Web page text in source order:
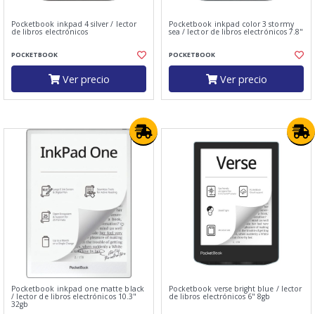
Pocketbook inkpad 4 silver / lector
de libros electrónicos
POCKETBOOK
Ver precio
Pocketbook inkpad color 3 stormy
sea / lector de libros electrónicos 7.8"
POCKETBOOK
Ver precio
Pocketbook inkpad one matte black
/ lector de libros electrónicos 10.3"
32gb
Pocketbook verse bright blue / lector
de libros electrónicos 6" 8gb